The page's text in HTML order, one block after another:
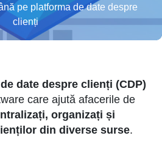
pe platforma de date despre
clienți
date despre clienți (CDP)
care ajută afacerile de
organizați și
din diverse surse.